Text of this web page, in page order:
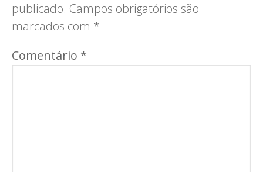
publicado. Campos obrigatórios são
marcados com *
Comentário *